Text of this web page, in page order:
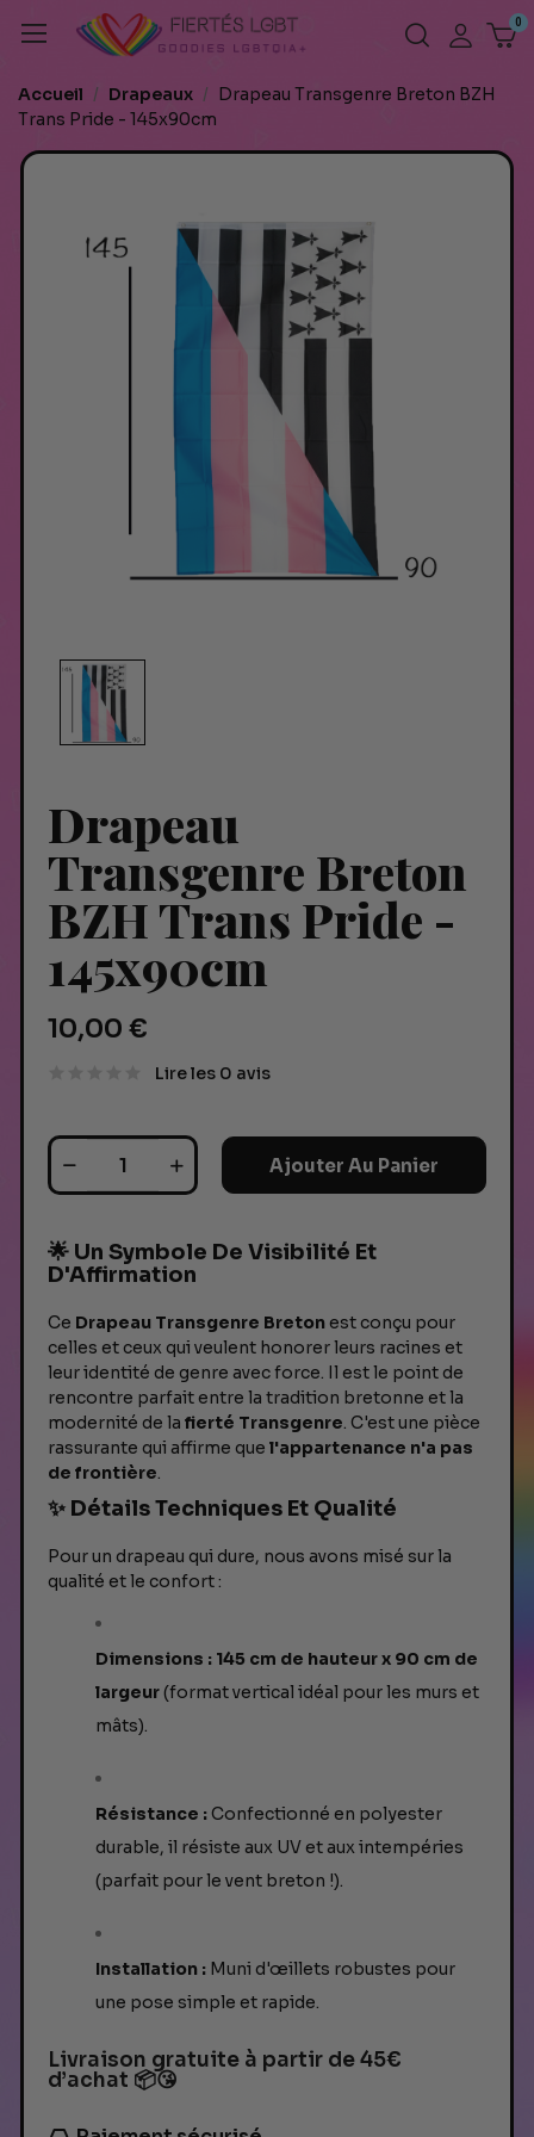
Accueil Drapeaux
Drapeau Transgenre Breton BZH
Trans Pride - 145x90cm
Drapeau
Transgenre Breton
BZH Trans Pride -
145x90cm
10,00 €
Lire les 0 avis
Ajouter Au Panier
🌟 Un Symbole De Visibilité Et
D'Affirmation
Ce Drapeau Transgenre Breton est conçu pour
celles et ceux qui veulent honorer leurs racines et
leur identité de genre avec force. Il est le point de
rencontre parfait entre la tradition bretonne et la
modernité de la fierté Transgenre. C'est une pièce
rassurante qui affirme que l'appartenance n'a pas
de frontière.
✨ Détails Techniques Et Qualité
Pour un drapeau qui dure, nous avons misé sur la
qualité et le confort :
Dimensions : 145 cm de hauteur x 90 cm de
largeur(format vertical idéal pour les murs et
mâts).
Résistance :Confectionné en polyester
durable, il résiste aux UV et aux intempéries
(parfait pour le vent breton !).
Installation : Muni d'œillets robustes pour
une pose simple et rapide.
Livraison gratuite à partir de 45€
d’achat 📦😘